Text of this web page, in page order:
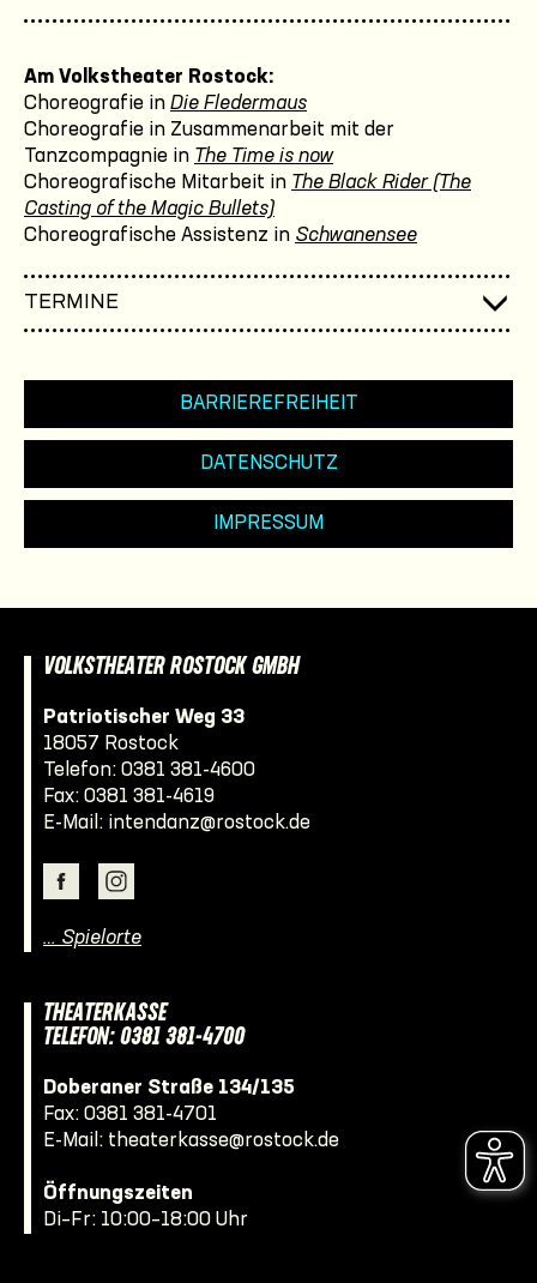
Am Volkstheater Rostock:
Choreografie in Die Fledermaus
Choreografie in Zusammenarbeit mit der
Tanzcompagnie in The Time is now
Choreografische Mitarbeit in The Black Rider (The
Casting of the Magic Bullets)
Choreografische Assistenz in Schwanensee
TERMINE
BARRIEREFREIHEIT
DATENSCHUTZ
IMPRESSUM
VOLKSTHEATER ROSTOCK GMBH
Patriotischer Weg 33
18057 Rostock
Telefon: 0381 381-4600
Fax: 0381 381-4619
E-Mail: intendanz@rostock.de
… Spielorte
THEATERKASSE
TELEFON: 0381 381-4700
Doberaner Straße 134/135
Fax: 0381 381-4701
E-Mail: theaterkasse@rostock.de
Öffnungszeiten
Di–Fr: 10:00–18:00 Uhr